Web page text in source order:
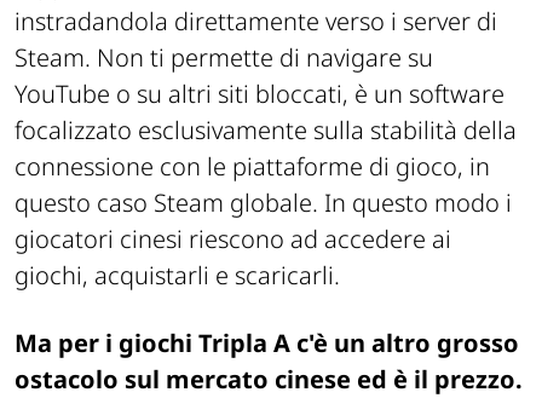
instradandola direttamente verso i server di
Steam. Non ti permette di navigare su
YouTube o su altri siti bloccati, è un software
focalizzato esclusivamente sulla stabilità della
connessione con le piattaforme di gioco, in
questo caso Steam globale. In questo modo i
giocatori cinesi riescono ad accedere ai
giochi, acquistarli e scaricarli.
Ma per i giochi Tripla A c'è un altro grosso
ostacolo sul mercato cinese ed è il prezzo.